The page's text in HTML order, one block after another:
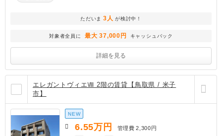
ただいま 3人 が検討中！
対象者全員に 最大 37,000円 キャッシュバック
詳細を見る
エレガントヴィエⅧ 2階の賃貸【鳥取県 / 米子
市】
NEW
6.55万円 管理費 2,300円